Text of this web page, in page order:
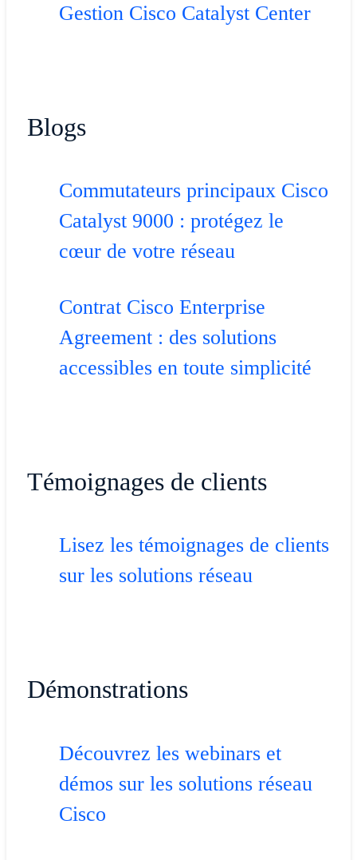
Gestion Cisco Catalyst Center
Blogs
Commutateurs principaux Cisco
Catalyst 9000 : protégez le
cœur de votre réseau
Contrat Cisco Enterprise
Agreement : des solutions
accessibles en toute simplicité
Témoignages de clients
Lisez les témoignages de clients
sur les solutions réseau
Démonstrations
Découvrez les webinars et
démos sur les solutions réseau
Cisco